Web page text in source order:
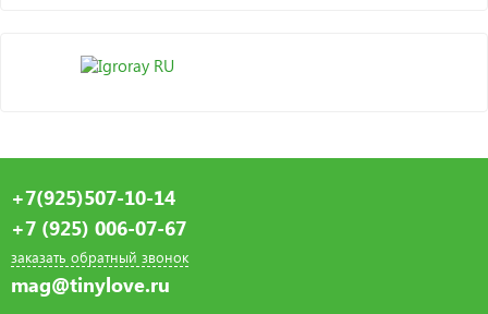
+7(925)507-10-14
+7 (925) 006-07-67
заказать обратный звонок
mag@tinylove.ru